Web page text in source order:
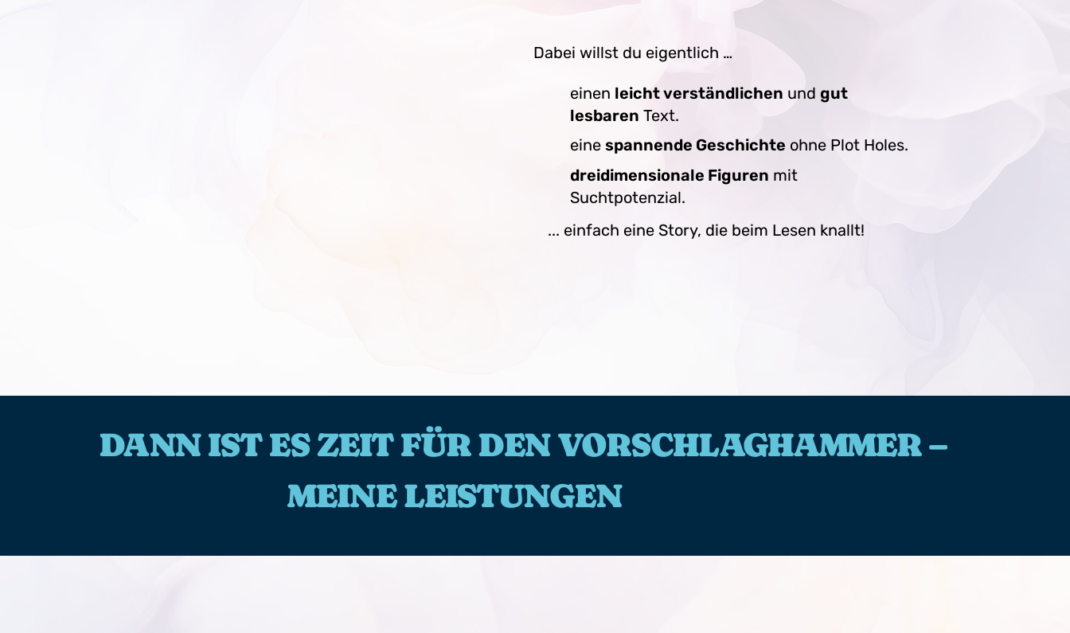
Dabei willst du eigentlich …
einen leicht verständlichen und gut
lesbaren Text.
eine spannende Geschichte ohne Plot Holes.
dreidimensionale Figuren mit
Suchtpotenzial.
... einfach eine Story, die beim Lesen knallt!
DANN IST ES ZEIT FÜR DEN VORSCHLAGHAMMER –
MEINE LEISTUNGEN